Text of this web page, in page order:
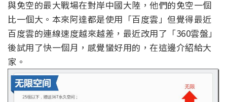
與免空的最大戰場在對岸中國大陸，他們的免空一個
比一個大。本來阿達都是使用「百度雲」但覺得最近
百度雲的連線速度越來越差，最近改用了「360雲盤」
後試用了快一個月，感覺蠻好用的，在這邊介紹給大
家。